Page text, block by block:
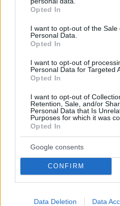
grant or deny consent to Google
use your data for below
consent section.
Opted In
I want to opt-out of the Sale
Personal Data.
Opted In
I want to opt-out of
Personal Data for Targeted
Opted In
I want to opt-out of
Retention, Sale, and/or
Personal Data that Is
Purposes for which it was
Opted In
Google consents
CONFIRM
Data Deletion Data
οργανώσεις και Χούθι
ΔΕΙΤΕ ΟΛΕΣ ΤΙΣ ΕΙΔΗΣΕΙΣ
ΤΑ ΠΙΟ ΔΗΜΟΦΙΛΗ